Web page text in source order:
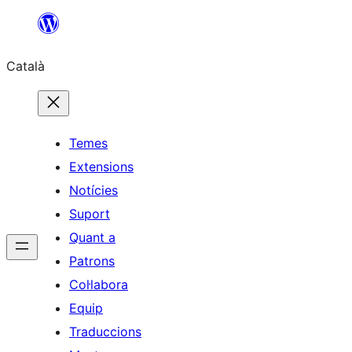
contingut
Català
Temes
Extensions
Notícies
Suport
Quant a
Patrons
Col·labora
Equip
Traduccions